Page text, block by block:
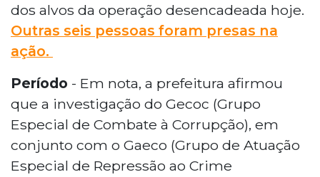
dos alvos da operação desencadeada hoje.
Outras seis pessoas foram presas na
ação.
Período - Em nota, a prefeitura afirmou
que a investigação do Gecoc (Grupo
Especial de Combate à Corrupção), em
conjunto com o Gaeco (Grupo de Atuação
Especial de Repressão ao Crime